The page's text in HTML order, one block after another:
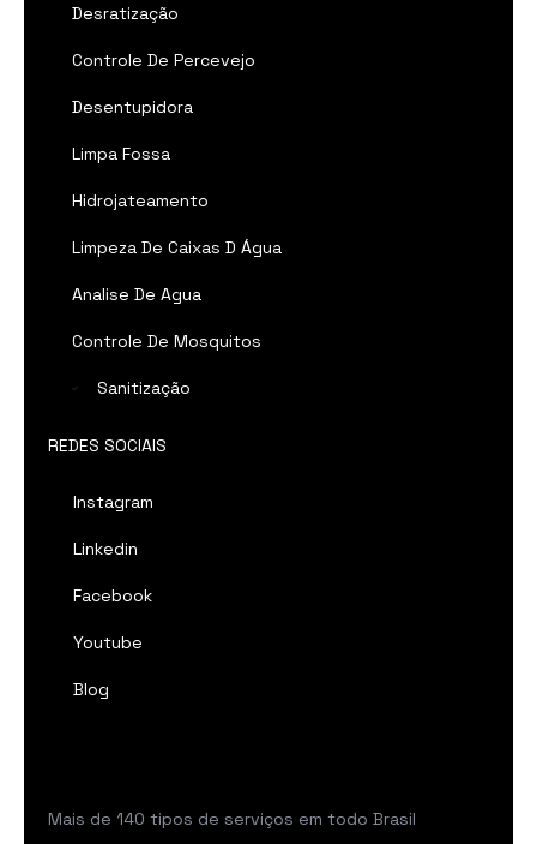
Desratização
Controle De Percevejo
Desentupidora
Limpa Fossa
Hidrojateamento
Limpeza De Caixas D Água
Analise De Agua
Controle De Mosquitos
Sanitização
REDES SOCIAIS
Instagram
Linkedin
Facebook
Youtube
Blog
Mais de 140 tipos de serviços em todo Brasil